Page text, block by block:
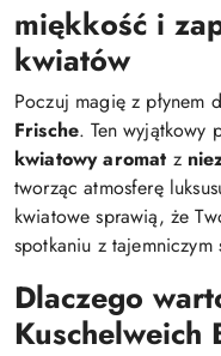
miękkość i
kwiatów
Poczuj magię z płynem
Frische. Ten wyjątkowy
kwiatowy aromat z
tworząc atmosferę
kwiatowe sprawią, że
spotkaniu z tajemniczym
Dlaczego
Kuschelweich